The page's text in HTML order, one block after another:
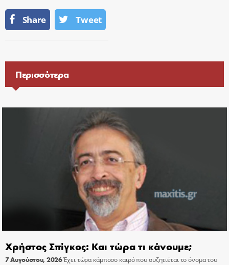
Share Tweet
Περισσότερα
Χρήστος Σπίγκος: Και τώρα τι κάνουμε;
7 Αυγούστου, 2026Έχει τώρα κάμποσο καιρό που συζητιέται το όνομα του